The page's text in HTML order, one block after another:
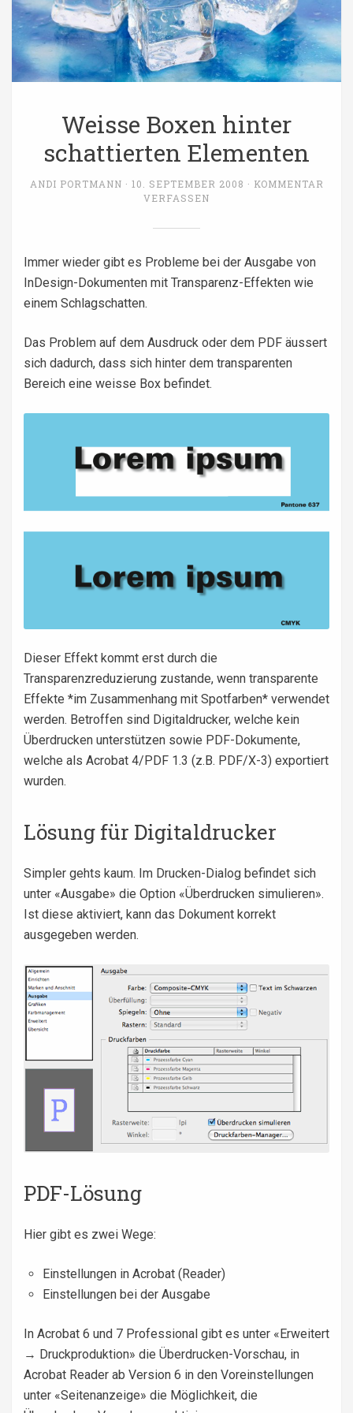
Weisse Boxen hinter
schattierten Elementen
ANDI PORTMANN 10. SEPTEMBER 2008
KOMMENTAR
VERFASSEN
Immer wieder gibt es Probleme bei der Ausgabe von
InDesign-Dokumenten mit Transparenz-Effekten wie
einem Schlagschatten.
Das Problem auf dem Ausdruck oder dem PDF äussert
sich dadurch, dass sich hinter dem transparenten
Bereich eine weisse Box befindet.
Dieser Effekt kommt erst durch die
Transparenzreduzierung zustande, wenn transparente
Effekte *im Zusammenhang mit Spotfarben* verwendet
werden. Betroffen sind Digitaldrucker, welche kein
Überdrucken unterstützen sowie PDF-Dokumente,
welche als Acrobat 4/PDF 1.3 (z.B. PDF/X-3) exportiert
wurden.
Lösung für Digitaldrucker
Simpler gehts kaum. Im Drucken-Dialog befindet sich
unter «Ausgabe» die Option «Überdrucken simulieren».
Ist diese aktiviert, kann das Dokument korrekt
ausgegeben werden.
PDF-Lösung
Hier gibt es zwei Wege:
Einstellungen in Acrobat (Reader)
Einstellungen bei der Ausgabe
In Acrobat 6 und 7 Professional gibt es unter «Erweitert
→ Druckproduktion» die Überdrucken-Vorschau, in
Acrobat Reader ab Version 6 in den Voreinstellungen
unter «Seitenanzeige» die Möglichkeit, die